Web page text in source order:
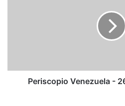
Periscopio Venezuela -